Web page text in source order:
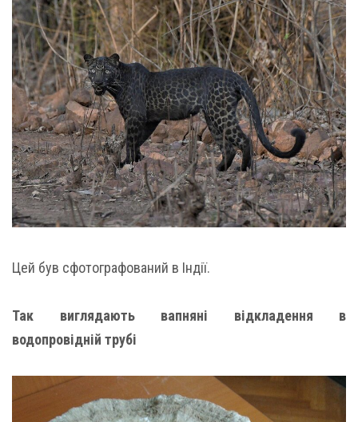
Цей був сфотографований в Індії.
Так виглядають вапняні відкладення в
водопровідній трубі